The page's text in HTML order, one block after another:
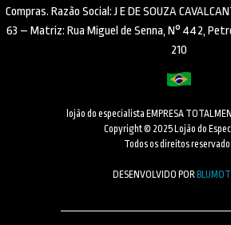
Compras. Razão Social: J E DE SOUZA
63 – Matriz: Rua Miguel de Senna, N° 442,
210
lojão do especialista EMPRESA
Copyright © 2025 Lojão do
Todos os direitos
DESENVOLVIDO POR